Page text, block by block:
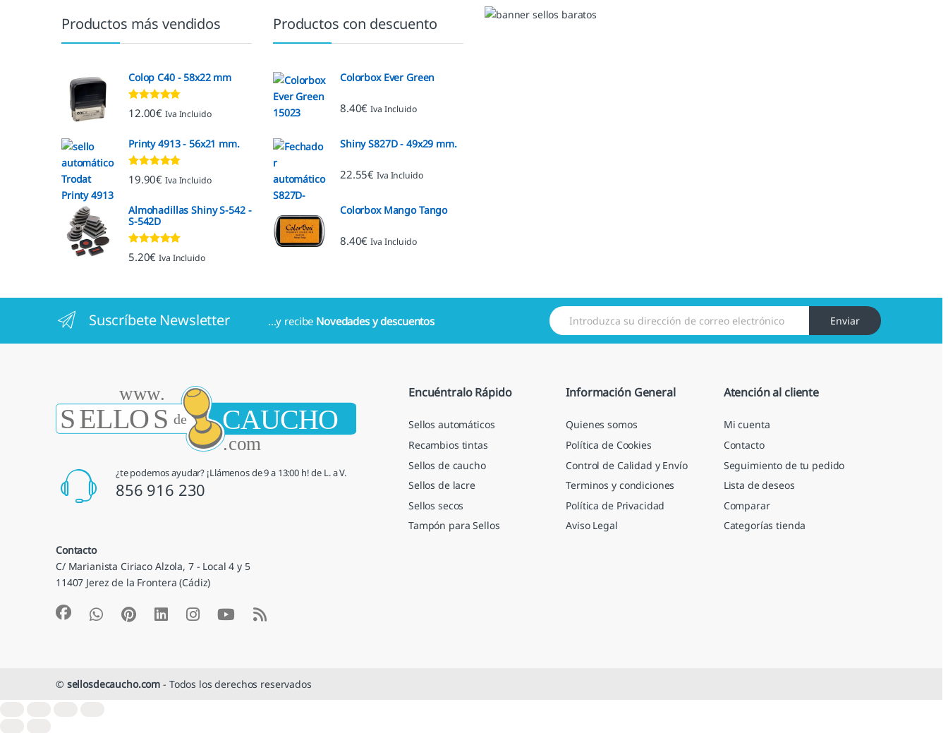
Marcas De Carrusel
Productos más vendidos
Colop C40 - 58x22 mm
Valorado con
5.00de 5
12.00€ Iva Incluido
Printy 4913 - 56x21 mm.
Valorado con
4.92de 5
19.90€ Iva Incluido
Almohadillas Shiny S-542 -
S-542D
Valorado con
5.00de 5
5.20€ Iva Incluido
Productos con descuento
Colorbox Ever Green
8.40€ Iva Incluido
Shiny S827D - 49x29 mm.
22.55€ Iva Incluido
Colorbox Mango Tango
8.40€ Iva Incluido
Suscríbete Newsletter ...y recibe Novedades y descuentos
E
m
Enviar
¿te podemos ayudar? ¡Llámenos de 9 a 13:00 h! de L. a V.
856 916 230
Contacto
C/ Marianista Ciriaco Alzola, 7 - Local 4 y 5
11407 Jerez de la Frontera (Cádiz)
Encuéntralo Rápido
Sellos automáticos
Recambios tintas
Sellos de caucho
Sellos de lacre
Sellos secos
Tampón para Sellos
Información General
Quienes somos
Política de Cookies
Control de Calidad y Envío
Terminos y condiciones
Política de Privacidad
Aviso Legal
Atención al cliente
Mi cuenta
Contacto
Seguimiento de tu pedido
Lista de deseos
Comparar
Categorías tienda
© sellosdecaucho.com - Todos los derechos reservados